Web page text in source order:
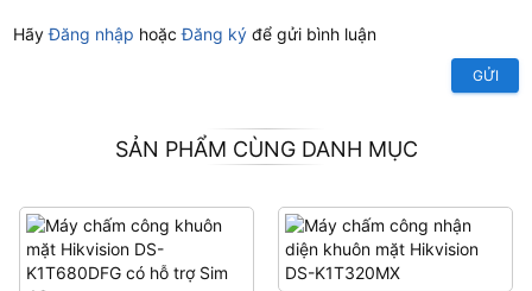
HãyĐăng nhập hoặcĐăng ký để gửi bình luận
GỬI
SẢN PHẨM CÙNG DANH MỤC